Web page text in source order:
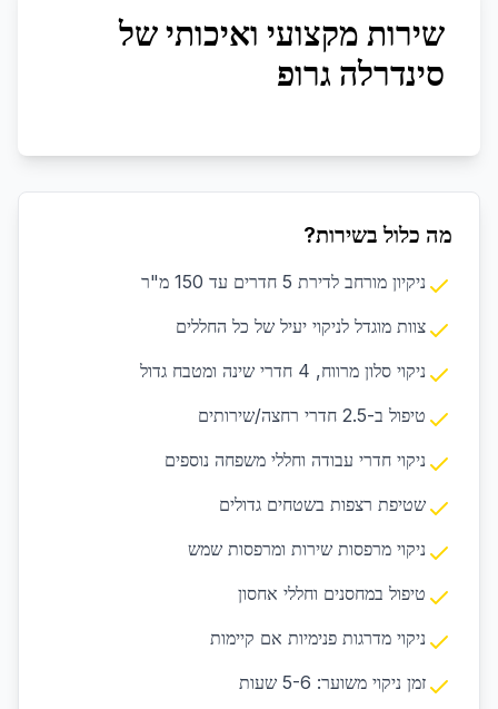
שירות מקצועי ואיכותי של
סינדרלה גרופ
מה כלול בשירות?
ניקיון מורחב לדירת 5 חדרים עד 150 מ"ר
צוות מוגדל לניקוי יעיל של כל החללים
ניקוי סלון מרווח, 4 חדרי שינה ומטבח גדול
טיפול ב-2.5 חדרי רחצה/שירותים
ניקוי חדרי עבודה וחללי משפחה נוספים
שטיפת רצפות בשטחים גדולים
ניקוי מרפסות שירות ומרפסות שמש
טיפול במחסנים וחללי אחסון
ניקוי מדרגות פנימיות אם קיימות
זמן ניקוי משוער: 5-6 שעות